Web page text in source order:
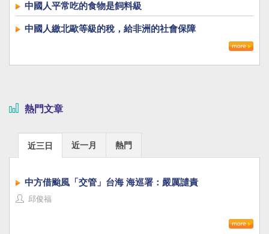
中國人平常吃的食物是飼料級
中國人繳北歐等級的稅，給非洲的社會保障
熱門文章
近三日 近一月 熱門
中方借颱風「交管」台海 海巡署：嚴厲譴責
邱俊福